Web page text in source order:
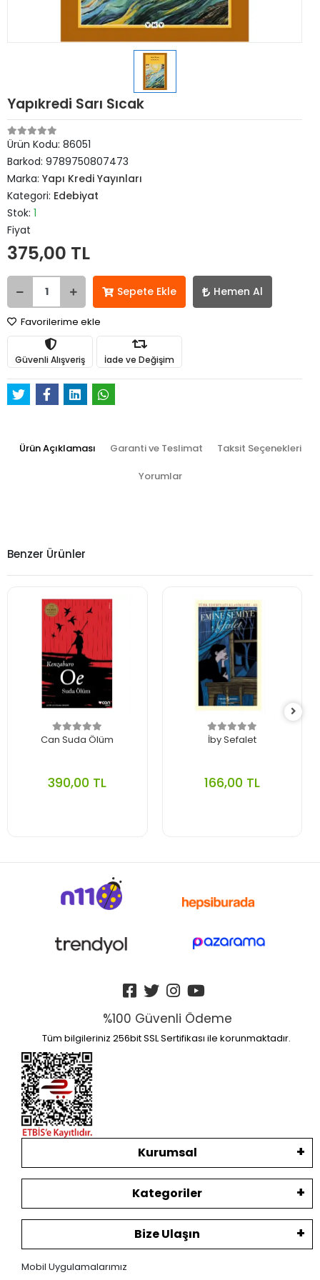
Yapıkredi Sarı Sıcak
Ürün Kodu: 86051
Barkod: 9789750807473
Marka: Yapı Kredi Yayınları
Kategori: Edebiyat
Stok: 1
Fiyat
375,00 TL
Sepete Ekle Hemen Al
Favorilerime ekle
Güvenli Alışveriş İade ve Değişim
Ürün Açıklaması Garanti ve Teslimat Taksit Seçenekleri
Yorumlar
Benzer Ürünler
Can Suda Ölüm
390,00 TL
İby Sefalet
166,00 TL
%100 Güvenli Ödeme
Tüm bilgileriniz 256bit SSL Sertifikası ile korunmaktadır.
Kurumsal
Kategoriler
Bize Ulaşın
Mobil Uygulamalarımız